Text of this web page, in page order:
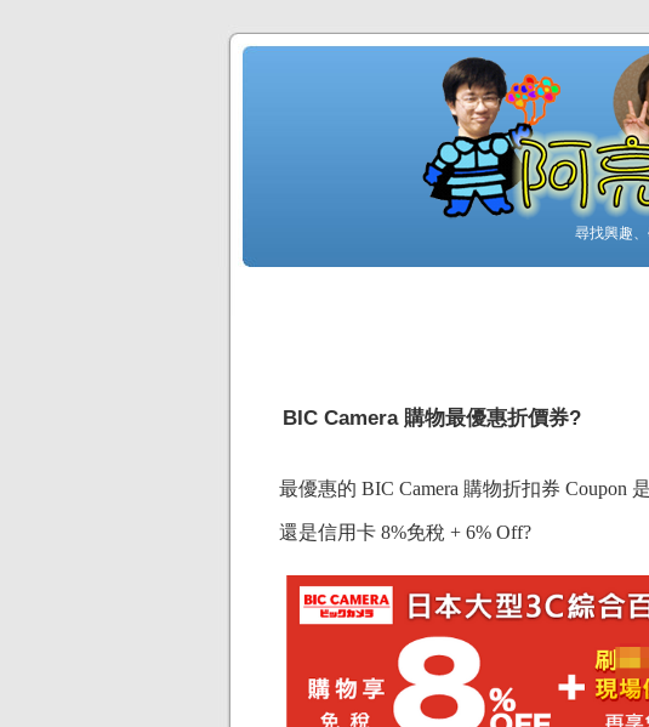
尋找興趣
BIC Camera 購物最優惠折價券?
最優惠的 BIC Camera 購物折扣券 Coupon
還是信用卡 8%免稅 + 6% Off?